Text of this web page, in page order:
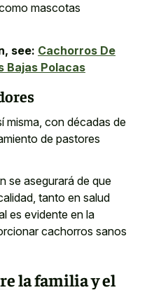
mascotas
see: Cachorros De
Bajas Polacas
misma, con décadas de
de pastores
se asegurará de que
tanto en salud
es evidente en la
cachorros sanos
la familia y el